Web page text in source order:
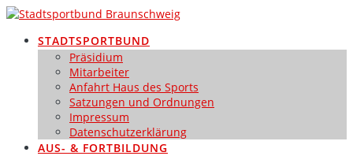
Zum
springenSTADTSPORTBUND
Präsidium
Mitarbeiter
Anfahrt Haus des Sports
Satzungen und Ordnungen
Impressum
Datenschutzerklärung
AUS- & FORTBILDUNG